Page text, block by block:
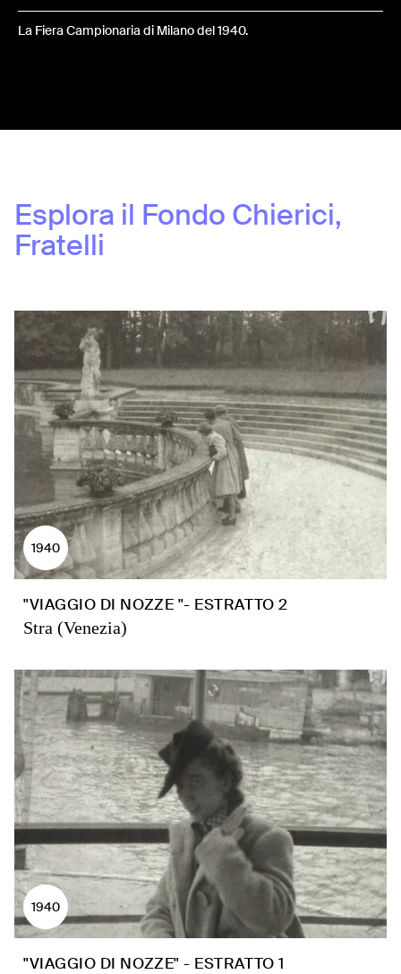
La Fiera Campionaria di Milano del 1940.
Esplora il Fondo Chierici,
Fratelli
1940
"VIAGGIO DI NOZZE "- ESTRATTO 2
Stra (Venezia)
1940
"VIAGGIO DI NOZZE" - ESTRATTO 1